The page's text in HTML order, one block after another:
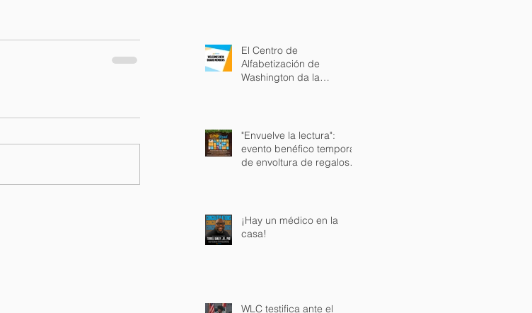
El Centro de
Alfabetización de
Washington da la
"Envuelve la lectura":
evento benéfico temporal
de envoltura de regalos
¡Hay un médico en la
casa!
WLC testifica ante el